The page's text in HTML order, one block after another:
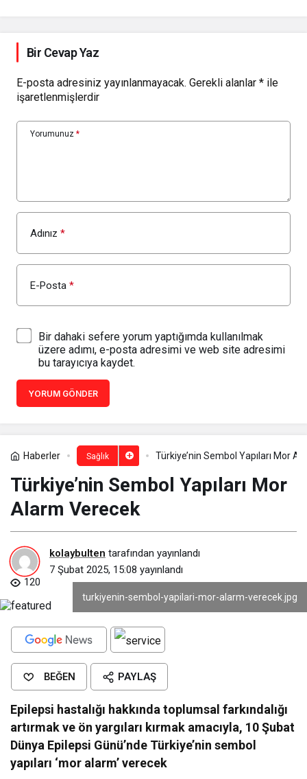
Bir Cevap Yaz
E-posta adresiniz yayınlanmayacak. Gerekli alanlar * ile
işaretlenmişlerdir
Yorumunuz *
Adınız *
E-Posta *
Bir dahaki sefere yorum yaptığımda kullanılmak
üzere adımı, e-posta adresimi ve web site adresimi
bu tarayıcıya kaydet.
YORUM GÖNDER
Haberler Sağlık Türkiye’nin Sembol Yapıları Mor
Türkiye’nin Sembol Yapıları Mor
Alarm Verecek
kolaybulten tarafından yayınlandı
7 Şubat 2025, 15:08 yayınlandı
120
turkiyenin-sembol-yapilari-mor-alarm-verecek.jpg
BEĞEN PAYLAŞ
Epilepsi hastalığı hakkında toplumsal farkındalığı
artırmak ve ön yargıları kırmak amacıyla, 10 Şubat
Dünya Epilepsi Günü’nde Türkiye’nin sembol
yapıları ‘mor alarm’ verecek